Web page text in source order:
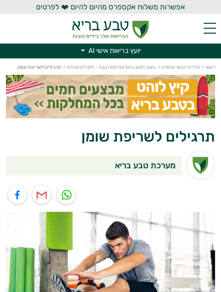
אפשרות משלוח אקספרס מהיום להיום ❤️ לפרטים
יועץ בריאות אישי AI
ראשי > מדריכי כושר וספורט > עיצוב חיטוב והעלאת מסה בגוף - תרגילים וטיפים > תרגילים לשריפת שומן
תרגילים לשריפת שומן
מערכת טבע בריא
יועץ בריאות אישי AI